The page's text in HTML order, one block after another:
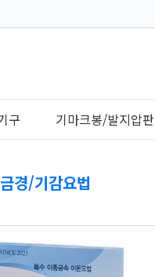
구 기마크봉/발지압판
경/기감요법